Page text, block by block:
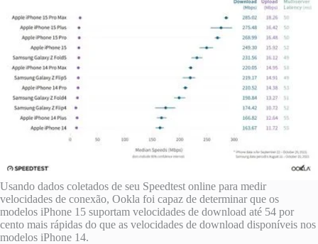
Usando dados coletados de seu Speedtest online para medir
velocidades de conexão, Ookla foi capaz de determinar que os
modelos ‌iPhone 15‌ suportam velocidades de download até 54 por
cento mais rápidas do que as velocidades de download disponíveis nos
modelos ‌iPhone 14‌.